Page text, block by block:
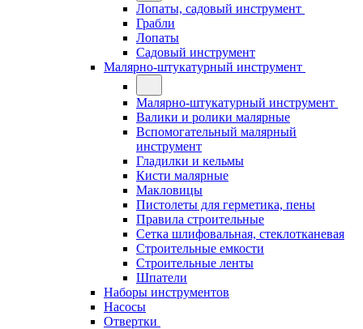
Лопаты, садовый инструмент
Грабли
Лопаты
Садовый инструмент
Малярно-штукатурный инструмент
Малярно-штукатурный инструмент
Валики и ролики малярные
Вспомогательный малярный
инструмент
Гладилки и кельмы
Кисти малярные
Макловицы
Пистолеты для герметика, пены
Правила строительные
Сетка шлифовальная, стеклотканевая
Строительные емкости
Строительные ленты
Шпатели
Наборы инструментов
Насосы
Отвертки